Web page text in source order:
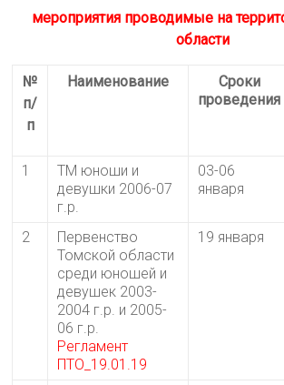
мероприятия проводимые на
области
№
п/
п
Наименование
Сроки
проведения
1
ТМ юноши и
девушки 2006-07
г.р.
03-06
января
2
Первенство
Томской области
среди юношей и
девушек 2003-
2004 г.р. и 2005-
06 г.р.
Регламент
ПТО_19.01.19
19 января